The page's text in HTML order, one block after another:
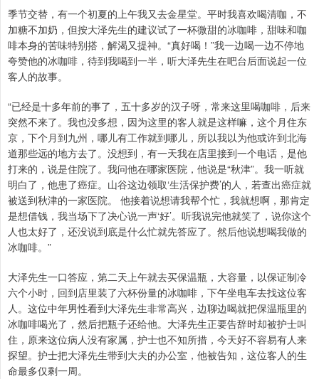
季节交替，有一个初夏的上午我又去金星堂。平时我喜欢喝清咖，不
加糖不加奶，但按大泽先生的建议试了一杯微甜的冰咖啡，甜味和咖
啡本身的苦味特别搭，解渴又提神。“真好喝！”我一边喝一边不停地
夸赞他的冰咖啡，待到我喝到一半，听大泽先生在吧台后面说起一位
客人的故事。
“已经是十多年前的事了，五十多岁的汉子呀，常来这里喝咖啡，后来
突然不来了。我也没多想，因为这里的客人就是这样嘛，这个月住东
京，下个月到九州，哪儿有工作就到哪儿，所以我以为他或许到北海
道那些远的地方去了。没想到，有一天我在店里接到一个电话，是他
打来的，说是住院了。我问他在哪家医院，他说是“秋津”。我一听就
明白了，他患了癌症。山谷这边领取‘生活保护费’的人，若查出癌症就
被送到秋津的一家医院。 他接着说想请我帮个忙，我就想啊，那肯定
是想借钱，我当场下了决心说一声‘好’。听我说完他就笑了，说你这个
人也太好了，还没说到底是什么忙就先答应了。然后他说想喝我做的
冰咖啡。”
大泽先生一口答应，第二天上午就去买保温瓶，大容量，以保证制冷
六个小时，回到店里装了六杯份量的冰咖啡，下午坐电车去找这位客
人。这位中年男性看到大泽先生非常高兴，边聊边喝就把保温瓶里的
冰咖啡喝光了，然后把瓶子还给他。大泽先生正要告辞时却被护士叫
住，原来这位病人没有家属，护士也不知所措，今天好不容易有人来
探望。护士把大泽先生带到大夫的办公室，他被告知，这位客人的生
命最多仅剩一周。